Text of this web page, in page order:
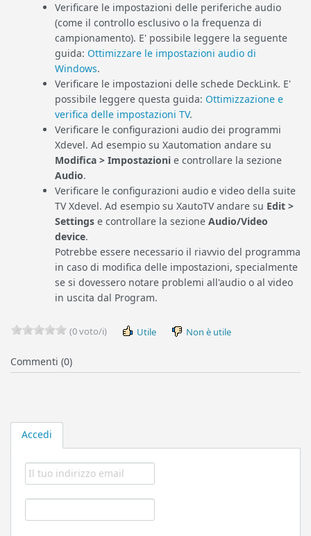
Accedi
Verificare le impostazioni delle periferiche audio
(come il controllo esclusivo o la frequenza di
campionamento). E' possibile leggere la seguente
guida: Ottimizzare le impostazioni audio di
Windows.
Verificare le impostazioni delle schede DeckLink. E'
possibile leggere questa guida: Ottimizzazione e
verifica delle impostazioni TV.
Verificare le configurazioni audio dei programmi
Xdevel. Ad esempio su Xautomation andare su
Modifica > Impostazioni e controllare la sezione
Audio.
Verificare le configurazioni audio e video della suite
TV Xdevel. Ad esempio su XautoTV andare su Edit >
Settings e controllare la sezione Audio/Video
device.
Potrebbe essere necessario il riavvio del programma
in caso di modifica delle impostazioni, specialmente
se si dovessero notare problemi all'audio o al video
in uscita dal Program.
(0 voto/i) Utile Non è utile
Commenti (0)